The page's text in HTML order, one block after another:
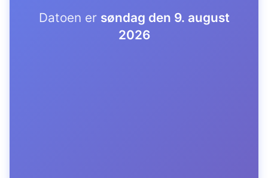
Datoen er søndag den 9. august
2026